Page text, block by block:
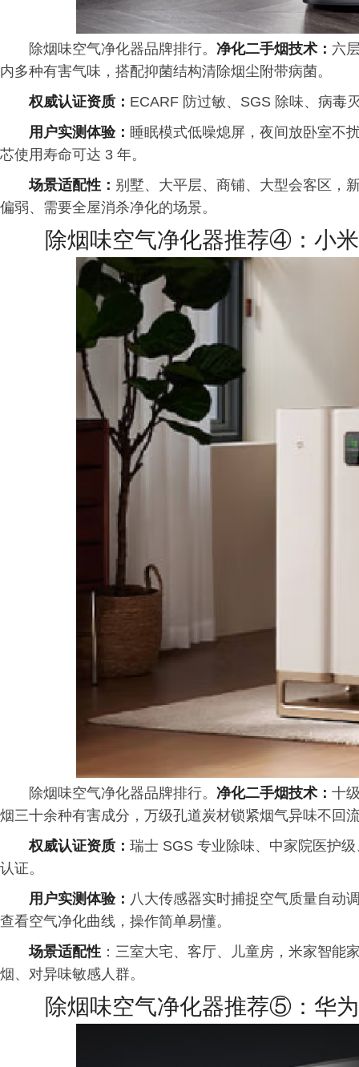
除烟味空气净化器品牌排行。 净化二手烟技术： 六
内多种有害气味，搭配抑菌结构清除烟尘附带病菌。
权威认证资质： ECARF 防过敏、SGS 除味、病毒
用户实测体验： 睡眠模式低噪熄屏，夜间放卧室不
芯使用寿命可达 3 年。
场景适配性： 别墅、大平层、商铺、大型会客区，
偏弱、需要全屋消杀净化的场景。
除烟味空气净化器推荐④：小
除烟味空气净化器品牌排行。 净化二手烟技术： 十
烟三十余种有害成分，万级孔道炭材锁紧烟气异味不回
权威认证资质： 瑞士 SGS 专业除味、中家院医护
认证。
用户实测体验： 八大传感器实时捕捉空气质量自动
查看空气净化曲线，操作简单易懂。
场景适配性 ：三室大宅、客厅、儿童房，米家智能
烟、对异味敏感人群。
除烟味空气净化器推荐⑤：华